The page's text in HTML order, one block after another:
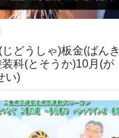
じどうしゃ)板金(ばんき
装科(とそうか)10月(が
い)